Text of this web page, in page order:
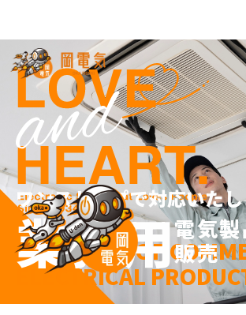
and SALES OF
ELECTRICAL
ワンストップで対応いた
業務用電気
販売